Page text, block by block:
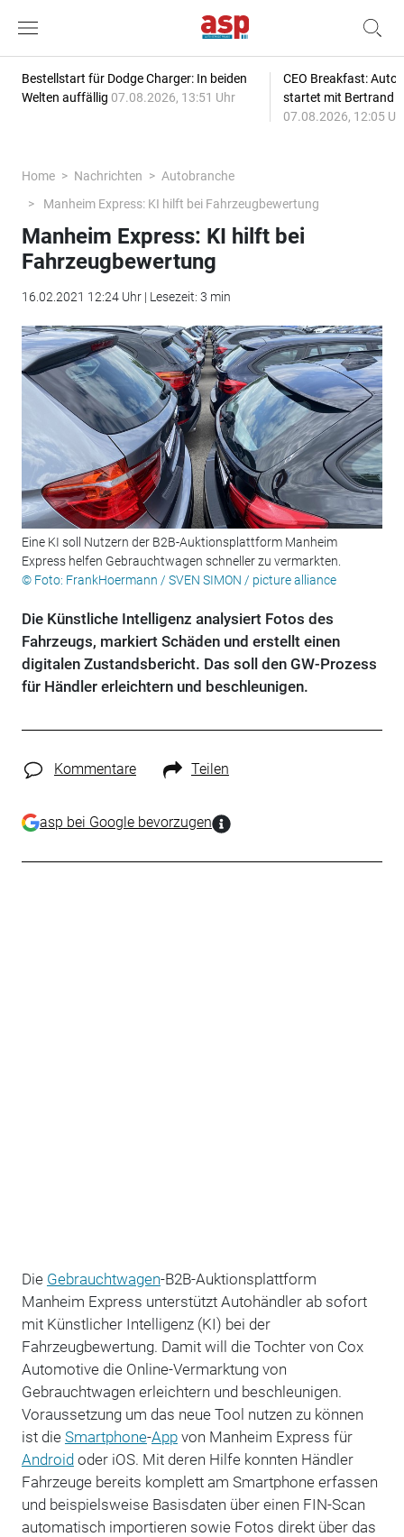
Bestellstart für Dodge Charger: In beiden
Welten auffällig 07.08.2026, 13:51 Uhr
CEO Breakfast:
startet mit Bertrand
07.08.2026, 12:05
Home Nachrichten
Autobranche
Manheim Express: KI hilft bei Fahrzeugbewertung
Manheim Express: KI hilft bei
Fahrzeugbewertung
16.02.2021 12:24 Uhr | Lesezeit: 3 min
Eine KI soll Nutzern der B2B-Auktionsplattform Manheim
Express helfen Gebrauchtwagen schneller zu vermarkten.
© Foto: FrankHoermann / SVEN SIMON / picture alliance
Die Künstliche Intelligenz analysiert Fotos des
Fahrzeugs, markiert Schäden und erstellt einen
digitalen Zustandsbericht. Das soll den GW-Prozess
für Händler erleichtern und beschleunigen.
Kommentare Teilen
asp bei Google bevorzugen
Die Gebrauchtwagen-B2B-Auktionsplattform
Manheim Express unterstützt Autohändler ab sofort
mit Künstlicher Intelligenz (KI) bei der
Fahrzeugbewertung. Damit will die Tochter von Cox
Automotive die Online-Vermarktung von
Gebrauchtwagen erleichtern und beschleunigen.
Voraussetzung um das neue Tool nutzen zu können
ist die Smartphone-Appvon Manheim Express für
Androidoder iOS. Mit deren Hilfe konnten Händler
Fahrzeuge bereits komplett am Smartphone erfassen
und beispielsweise Basisdaten über einen FIN-Scan
automatisch importieren sowie Fotos direkt über das